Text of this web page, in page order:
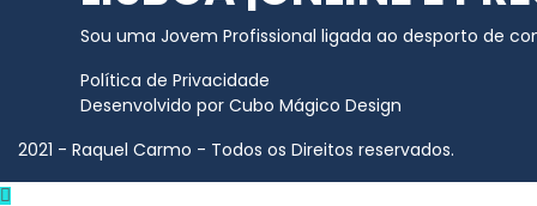
Sou uma Jovem Profissional ligada ao desporto de
Política de Privacidade
Desenvolvido por Cubo Mágico Design
2021 - Raquel Carmo - Todos os Direitos reservados.